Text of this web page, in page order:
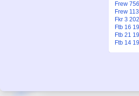
Frew 756
Frew
Fkr 3
Ftb 16
Ftb 21
Ftb 14